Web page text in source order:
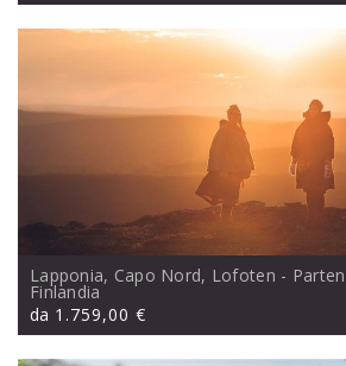
Lapponia, Capo Nord, Lofoten -
Finlandia
da 1.759,00 €